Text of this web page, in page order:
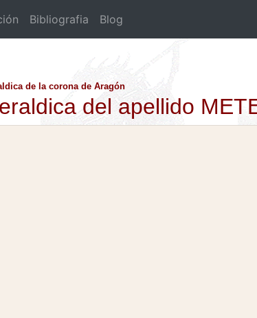
Bibliografia Blog
de la corona de Aragón
del apellido